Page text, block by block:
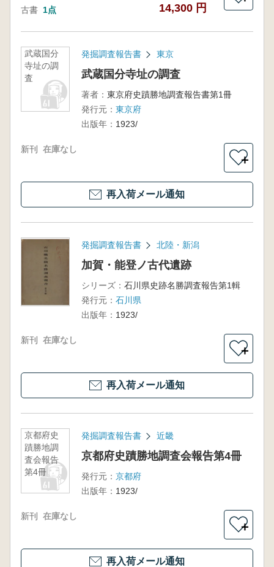
古書 1点 14,300 円
武蔵国分
寺址の調
査
発掘調査報告書 東京
武蔵国分寺址の調査
著者： 東京府史蹟勝地調査報告書第1冊
発行元： 東京府
出版年： 1923/
新刊 在庫なし
＋
再入荷メール通知
発掘調査報告書 北陸・新潟
加賀・能登ノ古代遺跡
シリーズ： 石川県史跡名勝調査報告第1輯
発行元： 石川県
出版年： 1923/
新刊 在庫なし
＋
再入荷メール通知
京都府史
蹟勝地調
査会報告
第4冊
発掘調査報告書 近畿
京都府史蹟勝地調査会報告第4冊
発行元： 京都府
出版年： 1923/
新刊 在庫なし
＋
再入荷メール通知